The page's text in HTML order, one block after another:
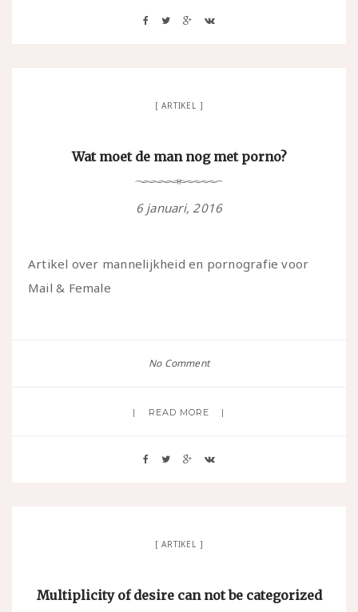
ARTIKEL
Wat moet de man nog met porno?
6 januari, 2016
Artikel over mannelijkheid en pornografie voor
Mail & Female
No Comment
READ MORE
ARTIKEL
Multiplicity of desire can not be categorized